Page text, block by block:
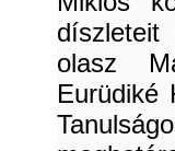
olasz
Eurüdiké